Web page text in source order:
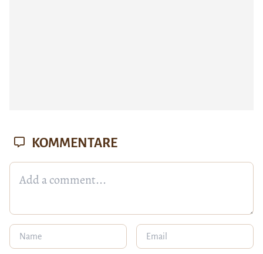
KOMMENTARE